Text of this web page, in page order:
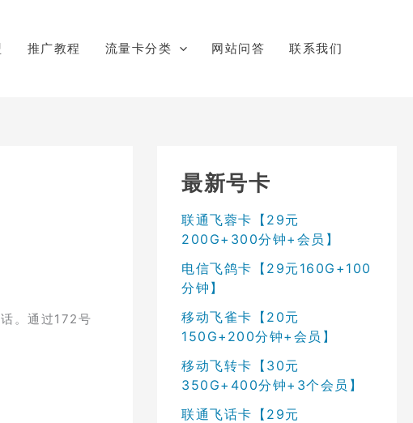
推广教程 流量卡分类 网站问答 联系我们
。通过172号
最新号卡
联通飞蓉卡【29元
200G+300分钟+会员】
电信飞鸽卡【29元160G+100
分钟】
移动飞雀卡【20元
150G+200分钟+会员】
移动飞转卡【30元
350G+400分钟+3个会员】
联通飞话卡【29元